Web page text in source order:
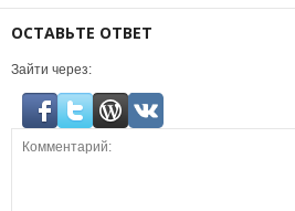
ОСТАВЬТЕ ОТВЕТ
Зайти через: